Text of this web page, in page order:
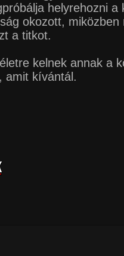
helyrehozni a
okozott, miközben
a titkot.
kelnek annak a
amit kívántál.